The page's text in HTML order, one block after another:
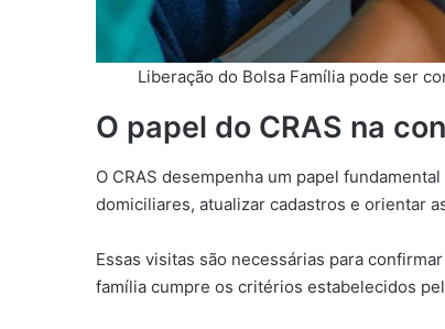
Liberação do Bolsa Família pode ser
O papel do CRAS na
O CRAS desempenha um papel fundamental
domiciliares, atualizar cadastros e orientar
Essas visitas são necessárias para
família cumpre os critérios estabelecidos